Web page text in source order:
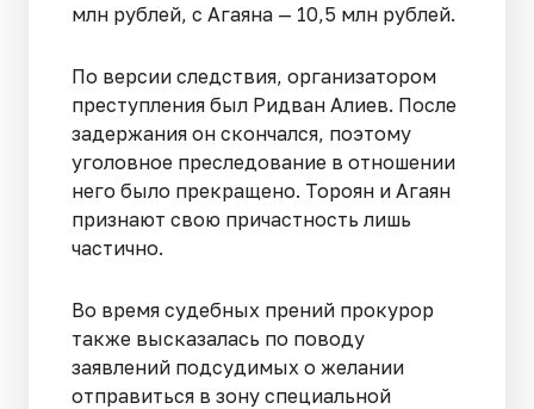
млн рублей, с Агаяна — 10,5 млн рублей.
По версии следствия, организатором
преступления был Ридван Алиев. После
задержания он скончался, поэтому
уголовное преследование в отношении
него было прекращено. Тороян и Агаян
признают свою причастность лишь
частично.
Во время судебных прений прокурор
также высказалась по поводу
заявлений подсудимых о желании
отправиться в зону специальной